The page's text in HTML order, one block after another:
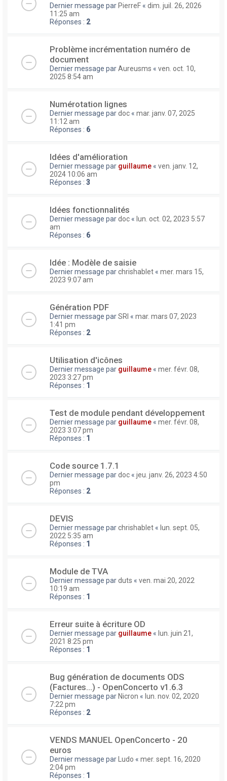
Dernier message parPierreF « dim. juil. 26, 2026
11:25 am
Réponses : 2
Problème incrémentation numéro de
document
Dernier message parAureusms « ven. oct. 10,
2025 8:54 am
Numérotation lignes
Dernier message pardoc « mar. janv. 07, 2025
11:12 am
Réponses : 6
Idées d'amélioration
Dernier message par guillaume « ven. janv. 12,
2024 10:06 am
Réponses : 3
Idées fonctionnalités
Dernier message pardoc « lun. oct. 02, 2023 5:57
am
Réponses : 6
Idée : Modèle de saisie
Dernier message parchrishablet « mer. mars 15,
2023 9:07 am
Génération PDF
Dernier message parSRI « mar. mars 07, 2023
1:41 pm
Réponses : 2
Utilisation d'icônes
Dernier message par guillaume « mer. févr. 08,
2023 3:27 pm
Réponses : 1
Test de module pendant développement
Dernier message par guillaume « mer. févr. 08,
2023 3:07 pm
Réponses : 1
Code source 1.7.1
Dernier message pardoc « jeu. janv. 26, 2023 4:50
pm
Réponses : 2
DEVIS
Dernier message parchrishablet « lun. sept. 05,
2022 5:35 am
Réponses : 1
Module de TVA
Dernier message parduts « ven. mai 20, 2022
10:19 am
Réponses : 1
Erreur suite à écriture OD
Dernier message par guillaume « lun. juin 21,
2021 8:25 pm
Réponses : 1
Bug génération de documents ODS
(Factures...) - OpenConcerto v1.6.3
Dernier message parNicron « lun. nov. 02, 2020
7:22 pm
Réponses : 2
VENDS MANUEL OpenConcerto - 20
euros
Dernier message parLudo « mer. sept. 16, 2020
2:04 pm
Réponses : 1